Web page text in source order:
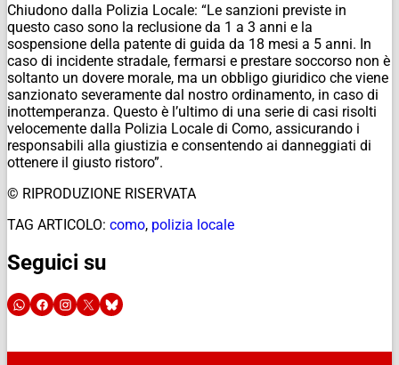
Chiudono dalla Polizia Locale: “Le sanzioni previste in
questo caso sono la reclusione da 1 a 3 anni e la
sospensione della patente di guida da 18 mesi a 5 anni. In
caso di incidente stradale, fermarsi e prestare soccorso non è
soltanto un dovere morale, ma un obbligo giuridico che viene
sanzionato severamente dal nostro ordinamento, in caso di
inottemperanza. Questo è l’ultimo di una serie di casi risolti
velocemente dalla Polizia Locale di Como, assicurando i
responsabili alla giustizia e consentendo ai danneggiati di
ottenere il giusto ristoro”.
© RIPRODUZIONE RISERVATA
TAG ARTICOLO: como, polizia locale
Seguici su